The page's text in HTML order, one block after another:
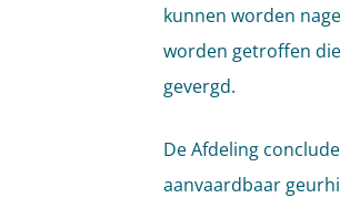
kunnen worden
worden getroffen
gevergd.
De Afdeling
aanvaardbaar